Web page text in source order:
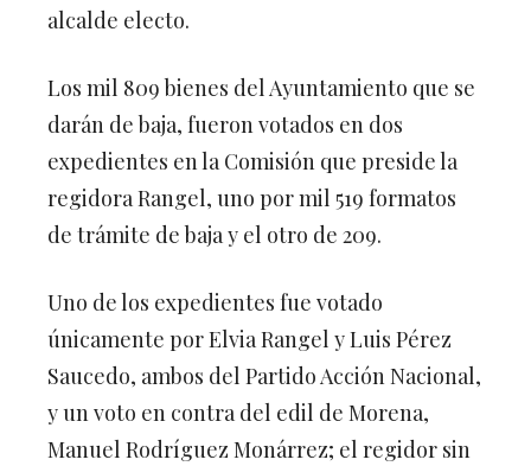
alcalde electo.
Los mil 809 bienes del Ayuntamiento que se
darán de baja, fueron votados en dos
expedientes en la Comisión que preside la
regidora Rangel, uno por mil 519 formatos
de trámite de baja y el otro de 209.
Uno de los expedientes fue votado
únicamente por Elvia Rangel y Luis Pérez
Saucedo, ambos del Partido Acción Nacional,
y un voto en contra del edil de Morena,
Manuel Rodríguez Monárrez; el regidor sin